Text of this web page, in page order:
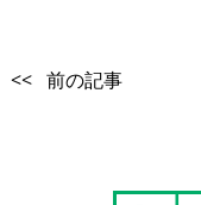
<< 前の記事